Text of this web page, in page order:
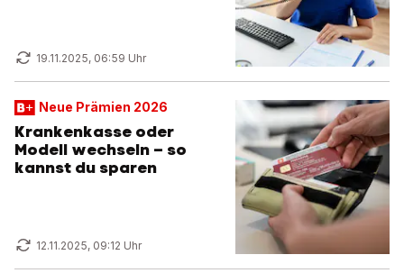
19.11.2025, 06:59 Uhr
Neue Prämien 2026
Krankenkasse oder
Modell wechseln – so
kannst du sparen
12.11.2025, 09:12 Uhr